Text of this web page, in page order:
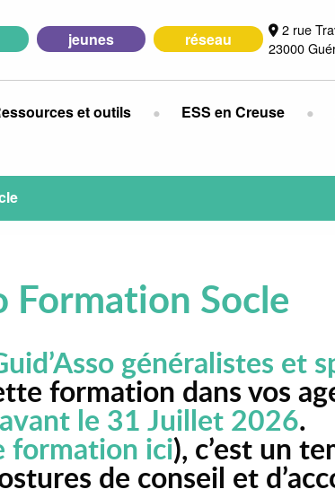
jeunes réseau
2 rue
23000
et outils ESS en Creuse
Formation Socle
généralistes et
formation dans vos
le 31 Juillet 2026.
formation ici), c’est un
de conseil et